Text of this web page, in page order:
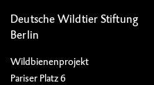
Deutsche Wildtier Stiftung
Berlin
Wildbienenprojekt
Pariser Platz 6